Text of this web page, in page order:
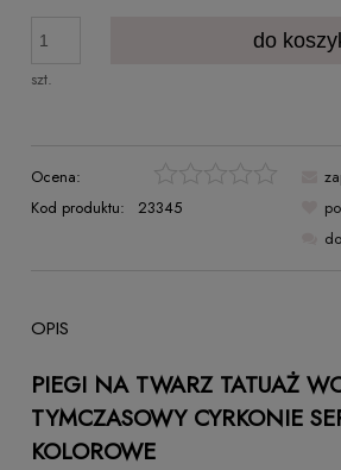
szt.
do
Ocena:
Kod produktu:
23345
OPIS
PIEGI NA TWARZ TATUAŻ
TYMCZASOWY CYRKONIE
KOLOROWE